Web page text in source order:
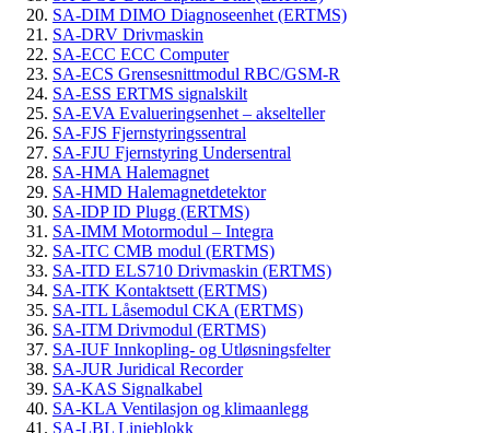
SA-DIM DIMO Diagnoseenhet (ERTMS)
SA-DRV Drivmaskin
SA-ECC ECC Computer
SA-ECS Grensesnittmodul RBC/GSM-R
SA-ESS ERTMS signalskilt
SA-EVA Evalueringsenhet – akselteller
SA-FJS Fjernstyringssentral
SA-FJU Fjernstyring Undersentral
SA-HMA Halemagnet
SA-HMD Halemagnetdetektor
SA-IDP ID Plugg (ERTMS)
SA-IMM Motormodul – Integra
SA-ITC CMB modul (ERTMS)
SA-ITD ELS710 Drivmaskin (ERTMS)
SA-ITK Kontaktsett (ERTMS)
SA-ITL Låsemodul CKA (ERTMS)
SA-ITM Drivmodul (ERTMS)
SA-IUF Innkopling- og Utløsningsfelter
SA-JUR Juridical Recorder
SA-KAS Signalkabel
SA-KLA Ventilasjon og klimaanlegg
SA-LBL Linjeblokk